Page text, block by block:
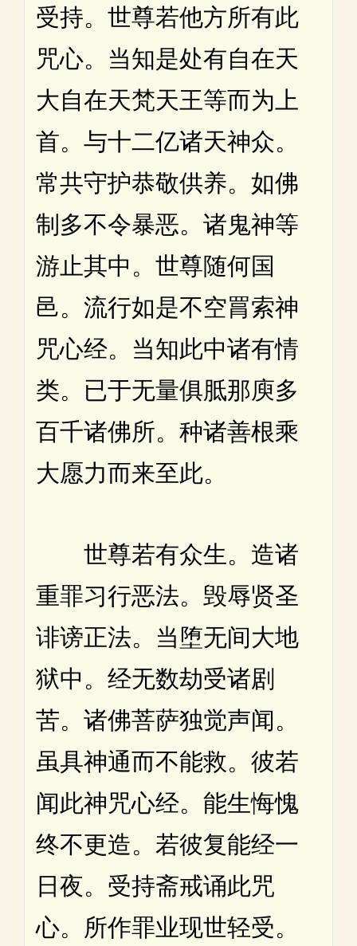
受持。世尊若他方所有此
咒心。当知是处有自在天
大自在天梵天王等而为上
首。与十二亿诸天神众。
常共守护恭敬供养。如佛
制多不令暴恶。诸鬼神等
游止其中。世尊随何国
邑。流行如是不空罥索神
咒心经。当知此中诸有情
类。已于无量俱胝那庾多
百千诸佛所。种诸善根乘
大愿力而来至此。
世尊若有众生。造诸
重罪习行恶法。毁辱贤圣
诽谤正法。当堕无间大地
狱中。经无数劫受诸剧
苦。诸佛菩萨独觉声闻。
虽具神通而不能救。彼若
闻此神咒心经。能生悔愧
终不更造。若彼复能经一
日夜。受持斋戒诵此咒
心。所作罪业现世轻受。